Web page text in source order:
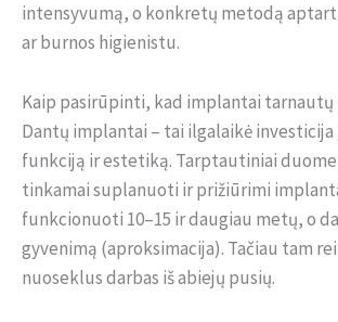
intensyvumą, o konkretų metodą
ar burnos higienistu.
Kaip pasirūpinti, kad implantai tarnautų
Dantų implantai – tai ilgalaikė
funkciją ir estetiką. Tarptautiniai
tinkamai suplanuoti ir prižiūrimi
funkcionuoti 10–15 ir daugiau metų, o
gyvenimą (aproksimacija). Tačiau tam
nuoseklus darbas iš abiejų pusių.